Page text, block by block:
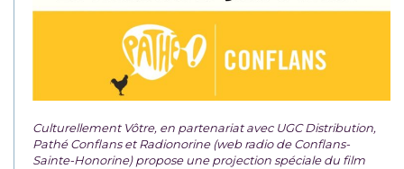
Culturellement Vôtre, en partenariat avec UGC Distribution,
Pathé Conflans et Radionorine (web radio de Conflans-
Sainte-Honorine) propose une projection spéciale du film